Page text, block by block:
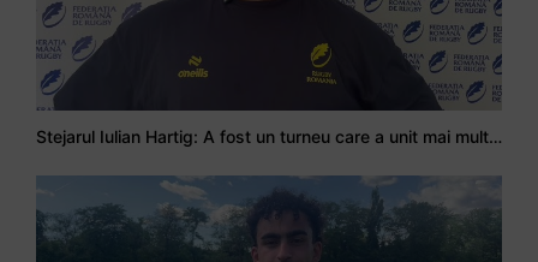
Stejarul Iulian Hartig: A fost un turneu care a unit mai mult echipa